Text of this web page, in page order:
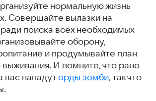
нормальную жизнь
Совершайте вылазки на
поиска всех необходимых
оборону,
и продумывайте план
И помните, что рано
вас нападуторды зомби, так что